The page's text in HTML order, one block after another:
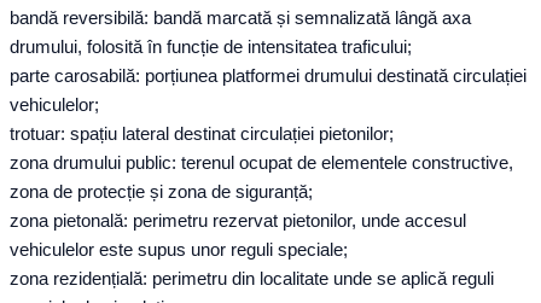
bandă reversibilă: bandă marcată și semnalizată lângă axa
drumului, folosită în funcție de intensitatea traficului;
parte carosabilă: porțiunea platformei drumului destinată circulației
vehiculelor;
trotuar: spațiu lateral destinat circulației pietonilor;
zona drumului public: terenul ocupat de elementele constructive,
zona de protecție și zona de siguranță;
zona pietonală: perimetru rezervat pietonilor, unde accesul
vehiculelor este supus unor reguli speciale;
zona rezidențială: perimetru din localitate unde se aplică reguli